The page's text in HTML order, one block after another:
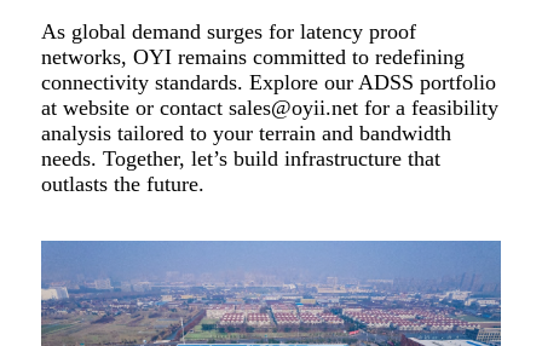
As global demand surges for latency proof
networks, OYI remains committed to redefining
connectivity standards. Explore our ADSS portfolio
at website or contact sales@oyii.net for a feasibility
analysis tailored to your terrain and bandwidth
needs. Together, let’s build infrastructure that
outlasts the future.